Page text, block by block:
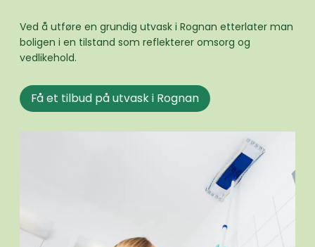
Ved å utføre en grundig utvask i Rognan etterlater man
boligen i en tilstand som reflekterer omsorg og
vedlikehold.
Få et tilbud på utvask i Rognan